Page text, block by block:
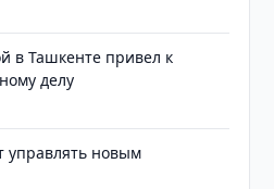
в Ташкенте привел к
делу
управлять новым